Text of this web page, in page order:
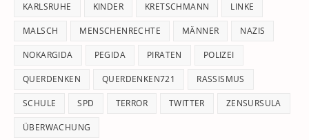
KARLSRUHE KINDER KRETSCHMANN LINKE
MALSCH MENSCHENRECHTE MÄNNER NAZIS
NOKARGIDA PEGIDA PIRATEN POLIZEI
QUERDENKEN QUERDENKEN721 RASSISMUS
SCHULE SPD TERROR TWITTER ZENSURSULA
ÜBERWACHUNG